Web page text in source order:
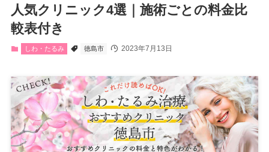
人気クリニック4選｜施術ごとの料金比
較表付き
しわ・たるみ 徳島市 2023年7月13日